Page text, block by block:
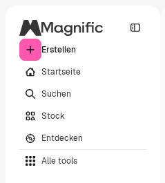
Erstellen
Startseite
Suchen
Stock
Entdecken
Alle tools